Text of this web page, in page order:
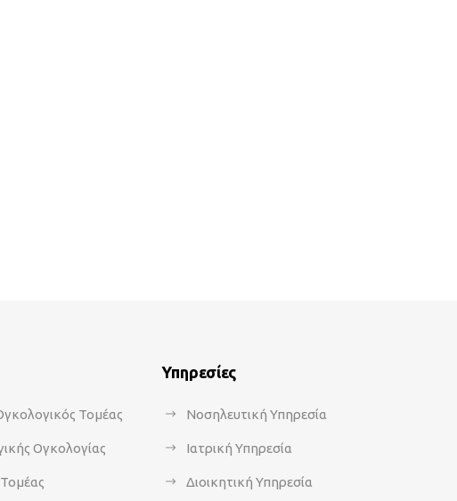
Τομέας
Ογκολογίας
Υπηρεσίες
Νοσηλευτική Υπηρεσία
Ιατρική Υπηρεσία
Διοικητική Υπηρεσία